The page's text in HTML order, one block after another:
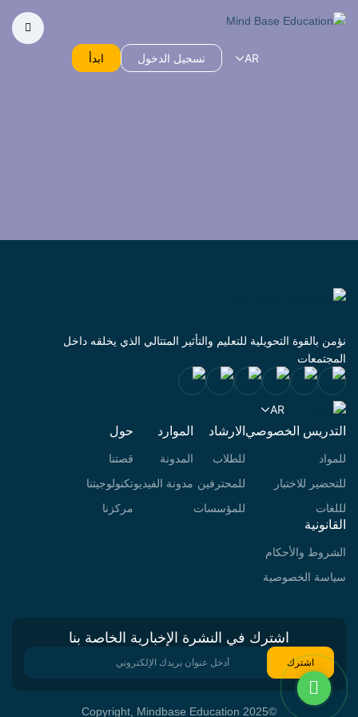
AR تسجيل الدخول ابدأ
نؤمن بالقوة التحويلية للتعليم والتأثير المتتالي الذي يخلقه داخل
المجتمعات
AR
التدريس الخصوصي
للمواد
للتحضير للاختبار
لللغات
الارشاد
للطلاب
للمحترفين
للمؤسسات
الموارد
المدونة
مدونة الفيديو
حول
قصتنا
تكنولوجيتنا
مركزنا
القانونية
الشروط والأحكام
سياسة الخصوصية
اشترك في النشرة الإخبارية الخاصة بنا
©2025 Copyright, Mindbase Education